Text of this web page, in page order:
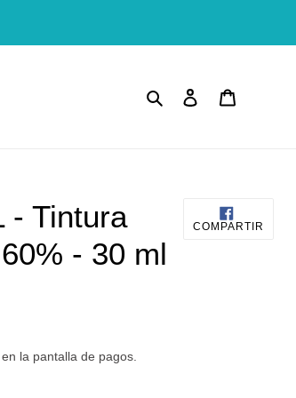
Buscar Ingresar
- Tintura
- 30 ml
la pantalla de pagos.
COMPARTIR